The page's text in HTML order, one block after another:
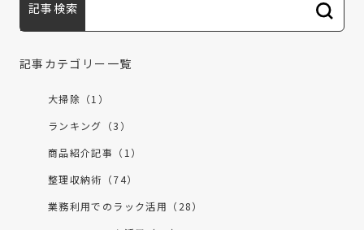
記事検索
記事カテゴリー一覧
大掃除（1）
ランキング（3）
商品紹介記事（1）
整理収納術（74）
業務利用でのラック活用（28）